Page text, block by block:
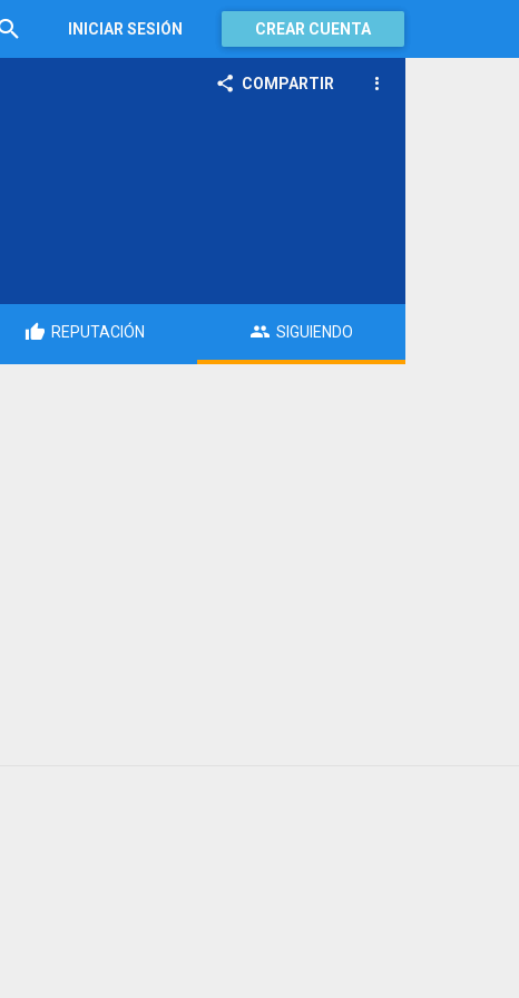
INICIAR SESIÓN CREAR CUENTA
COMPARTIR
REPUTACIÓN SIGUIENDO